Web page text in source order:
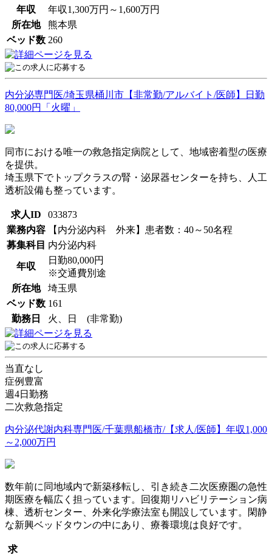
年収
年収1,300万円～1,600万円
所在地
熊本県
ベッド数 260
内分泌専門医/埼玉県桶川市【非常勤/アルバイト/医師】日勤
80,000円「火曜」
同市における唯一の救急指定病院として、地域密着型の医療
を提供。
埼玉県下でトップクラスの腎・泌尿器センターを持ち、人工
透析設備も整っています。
求人ID
033873
業務内容
【内分泌内科 外来】患者数：40～50名程
募集科目 内分泌内科
年収
日勤80,000円
※交通費別途
所在地
埼玉県
ベッド数 161
勤務日
火、日 (非常勤)
当直なし
症例豊富
週4日勤務
二次救急指定
内分泌代謝内科専門医/千葉県船橋市/【求人/医師】年収1,000
～2,000万円
数年前に同地域内で新築移転し、引き続き二次医療圏の急性
期医療を幅広く担っています。回復期リハビリテーション病
棟、透析センター、外来化学療法室も開設しています。閑静
な新興ベッドタウンの中にあり、療養環境は良好です。
求